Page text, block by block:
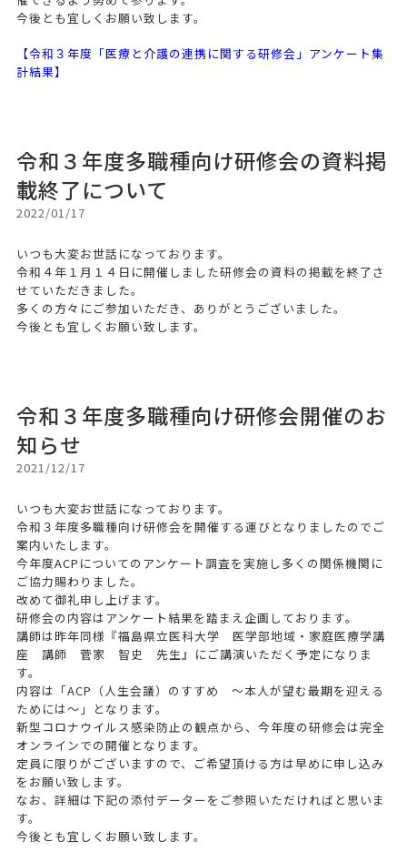
今後とも宜しくお願い致します。
【令和３年度「医療と介護の連携に関する研修会」アンケート集
計結果】
令和３年度多職種向け研修会の資料掲
載終了について
2022/01/17
いつも大変お世話になっております。
令和４年１月１４日に開催しました研修会の資料の掲載を終了さ
せていただきました。
多くの方々にご参加いただき、ありがとうございました。
今後とも宜しくお願い致します。
令和３年度多職種向け研修会開催のお
知らせ
2021/12/17
いつも大変お世話になっております。
令和３年度多職種向け研修会を開催する運びとなりましたのでご
案内いたします。
今年度ACPについてのアンケート調査を実施し多くの関係機関に
ご協力賜わりました。
改めて御礼申し上げます。
研修会の内容はアンケート結果を踏まえ企画しております。
講師は昨年同様『福島県立医科大学 医学部地域・家庭医療学講
座 講師 菅家 智史 先生』にご講演いただく予定になりま
す。
内容は「ACP（人生会議）のすすめ ～本人が望む最期を迎える
ためには～」となります。
新型コロナウイルス感染防止の観点から、今年度の研修会は完全
オンラインでの開催となります。
定員に限りがございますので、ご希望頂ける方は早めに申し込み
をお願い致します。
なお、詳細は下記の添付データーをご参照いただければと思いま
す。
今後とも宜しくお願い致します。